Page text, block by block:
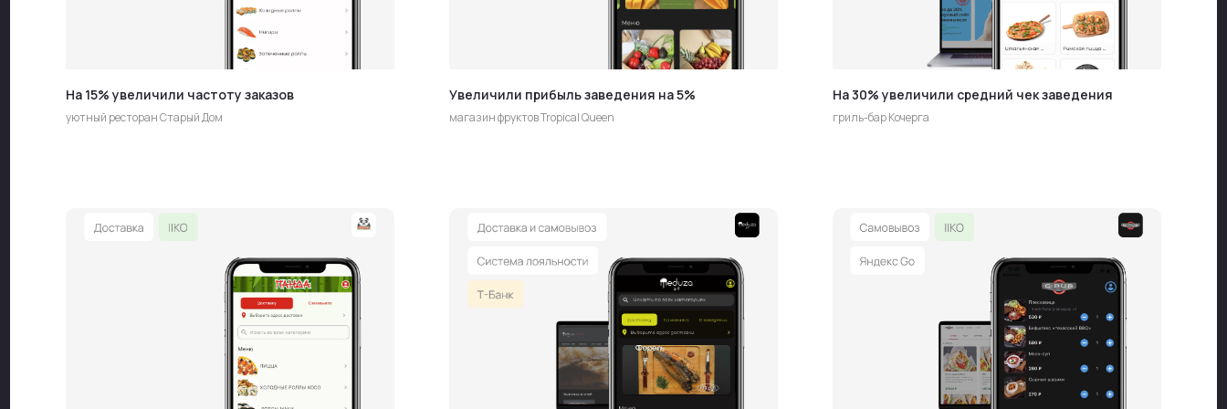
На 15% увеличили частоту заказов
уютный ресторан Старый Дом
Увеличили прибыль заведения на 5%
магазин фруктов Tropical Queen
На 30% увеличили средний чек заведения
гриль-бар Кочерга